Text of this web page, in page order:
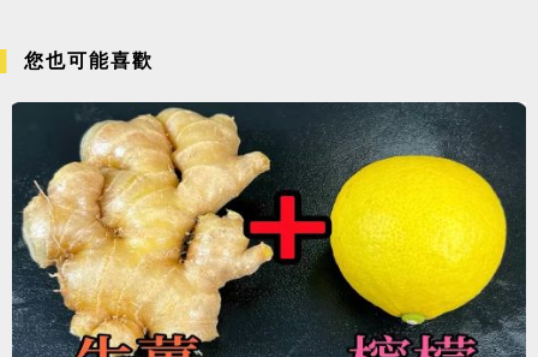
您也可能喜歡